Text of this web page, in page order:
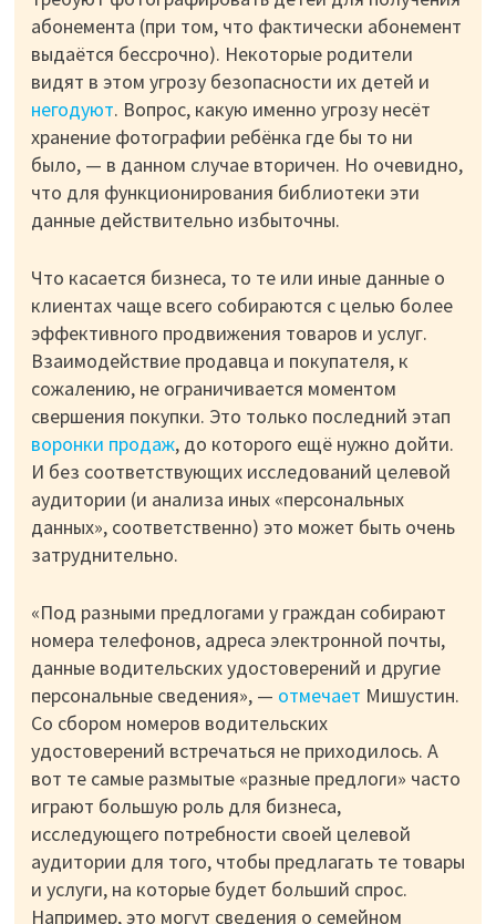
абонемента (при том, что фактически абонемент
выдаётся бессрочно). Некоторые родители
видят в этом угрозу безопасности их детей и
негодуют. Вопрос, какую именно угрозу несёт
хранение фотографии ребёнка где бы то ни
было, — в данном случае вторичен. Но очевидно,
что для функционирования библиотеки эти
данные действительно избыточны.
Что касается бизнеса, то те или иные данные о
клиентах чаще всего собираются с целью более
эффективного продвижения товаров и услуг.
Взаимодействие продавца и покупателя, к
сожалению, не ограничивается моментом
свершения покупки. Это только последний этап
воронки продаж, до которого ещё нужно дойти.
И без соответствующих исследований целевой
аудитории (и анализа иных «персональных
данных», соответственно) это может быть очень
затруднительно.
«Под разными предлогами у граждан собирают
номера телефонов, адреса электронной почты,
данные водительских удостоверений и другие
персональные сведения», — отмечает Мишустин.
Со сбором номеров водительских
удостоверений встречаться не приходилось. А
вот те самые размытые «разные предлоги» часто
играют большую роль для бизнеса,
исследующего потребности своей целевой
аудитории для того, чтобы предлагать те товары
и услуги, на которые будет больший спрос.
Например, это могут сведения о семейном